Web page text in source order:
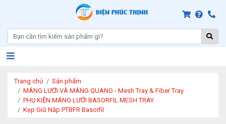
Trang chủ
Sản phẩm
MÁNG LƯỚI VÀ MÁNG QUANG - Mesh Tray & Fiber Tray
PHỤ KIỆN MÁNG LƯỚI BASORFIL MESH TRAY
Kẹp Giữ Nắp PTBFR Basorfil